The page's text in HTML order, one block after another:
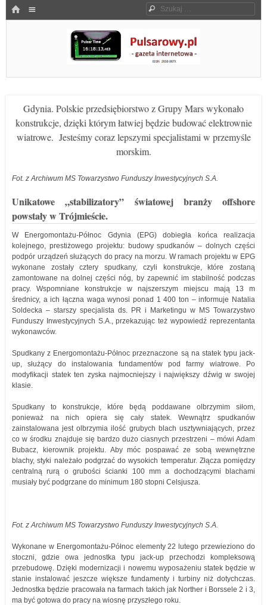
HOME Szukaj
Pulsarowy.pl
Gdynia. Polskie przedsiębiorstwo z Grupy Mars wykonało
konstrukcje, dzięki którym łatwiej będzie budować elektrownie
wiatrowe. Jesteśmy coraz lepszymi specjalistami w przemyśle
morskim.
Fot. z Archiwum MS Towarzystwo Funduszy Inwestycyjnych S.A.
Unikatowe „stabilizatory” światowej branży offshore
powstały w Trójmieście.
W Energomontażu-Północ Gdynia (EPG) dobiegła końca realizacja
kolejnego, prestiżowego projektu: budowy spudkanów – dolnych części
podpór urządzeń służących do pracy na morzu. W ramach projektu w EPG
wykonane zostały cztery spudkany, czyli konstrukcje, które zostaną
zamontowane na dolnej części nóg, by zapewnić im stabilność podczas
pracy. Wspomniane konstrukcje w najszerszym miejscu mają 13 m
średnicy, a ich łączna waga wynosi ponad 1 400 ton – informuje Natalia
Soldecka – starszy specjalista ds. PR i Marketingu w MS Towarzystwo
Funduszy Inwestycyjnych S.A., przekazując też wypowiedź reprezentanta
wykonawców.
Spudkany z Energomontażu-Północ przeznaczone są na statek typu jack-
up, służący do instalowania fundamentów pod farmy wiatrowe. Po
modyfikacji statek ten zyska najmocniejszy i największy dźwig w swojej
klasie.
Spudkany to konstrukcje, które będą poddawane olbrzymim siłom,
ponieważ na nich opiera się cały statek. Wewnątrz spudkanów
zainstalowana jest olbrzymia ilość grubych blach usztywniających, przez
co w środku znajduje się bardzo dużo ciasnych przestrzeni – mówi Adam
Bubacz, kierownik projektu. Aby móc pospawać ze sobą wewnętrzne
blachy, styki należało podgrzać do wysokich temperatur. Złącza pomiędzy
centralną rurą o grubości ścianki 100 mm a dochodzącymi blachami
musiały być podgrzane do minimum 180 stopni Celsjusza.
Fot. z Archiwum MS Towarzystwo Funduszy Inwestycyjnych S.A.
Wykonane w Energomontażu-Północ elementy 22 lutego przewieziono do
stoczni, gdzie owa jednostka typu jack-up przechodzi kompleksową
przebudowę. Dzięki modernizacji i nowemu wyposażeniu statek będzie w
stanie instalować jeszcze większe fundamenty i turbiny niż dotychczas.
Jednostka będzie pracowała na farmach takich jak Norther i Borssele 2 i 3,
ma być gotowa do pracy na wiosnę przyszłego roku.